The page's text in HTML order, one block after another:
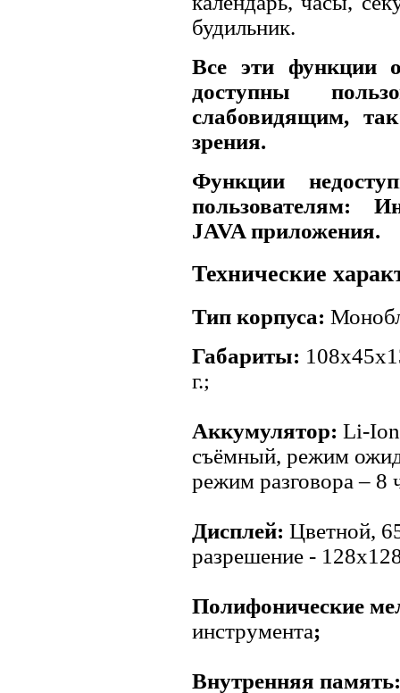
будильник.
Все эти функции
доступны
слабовидящим,
зрения.
Функции
пользователям:
JAVA приложения.
Технические
Тип корпуса:
Габариты:
г.;
Аккумулятор: Li-
съёмный, режим
режим разговора – 8
Дисплей: Цветной,
разрешение -
Полифонические
инструмента;
Внутренняя